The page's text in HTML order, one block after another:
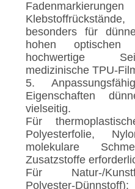
besonders für
hohen optischen
hochwertige
medizinische TPU-
5.
Eigenschaften
vielseitig.
Für
Polyesterfolie,
molekulare
Zusatzstoffe
Für Natur-/
Polyester-